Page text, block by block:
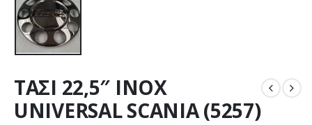
ΤΑΣΙ 22,5″ INOX
UNIVERSAL SCANIA (5257)